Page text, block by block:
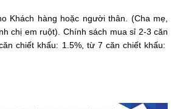
Khách hàng hoặc người thân. (Cha mẹ,
chị em ruột). Chính sách mua sỉ 2-3 căn
chiết khấu: 1.5%, từ 7 căn chiết khấu: